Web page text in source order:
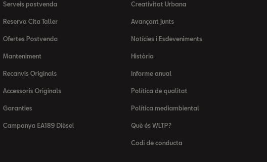
Serveis postvenda
Reserva Cita Taller
Ofertes Postvenda
Manteniment
Recanvis Originals
Accessoris Originals
Garanties
Campanya EA189 Dièsel
Creativitat Urbana
Avançant junts
Notícies i Esdeveniments
Història
Informe anual
Política de qualitat
Política mediambiental
Què és WLTP?
Codi de conducta